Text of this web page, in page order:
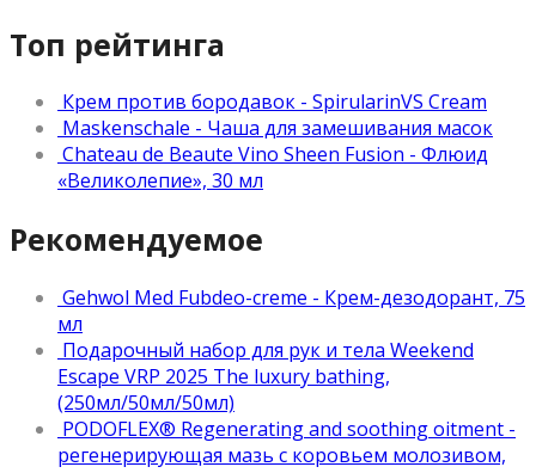
Топ рейтинга
Крем против бородавок - SpirularinVS Cream
Maskenschale - Чаша для замешивания масок
Chateau de Beaute Vino Sheen Fusion - Флюид
«Великолепие», 30 мл
Рекомендуемое
Gehwol Med Fubdeo-creme - Крем-дезодорант, 75
мл
Подарочный набор для рук и тела Weekend
Escape VRP 2025 The luxury bathing,
(250мл/50мл/50мл)
PODOFLEX® Regenerating and soothing oitment -
регенерирующая мазь с коровьем молозивом,